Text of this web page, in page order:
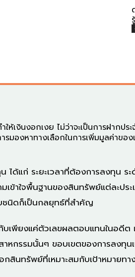
เงินงอกเงย ไม่ว่าจะเป็นการฝากปร
มองหาทางเลือกในการเพิ่มมูลค่าของ
ด้แก่ ระยะเวลาที่ต้องการลงทุน ร
เข้าใจพื้นฐานของสินทรัพย์แต่ละปร
ชนิดก็เป็นกลยุทธ์ที่สำคัญ
เพียงแค่ตัวเลขผลตอบแทนในอดีต
หกรรมนั้นๆ ขอบเขตของการลงทุน
กสินทรัพย์ที่เหมาะสมกับเป้าหมายทา